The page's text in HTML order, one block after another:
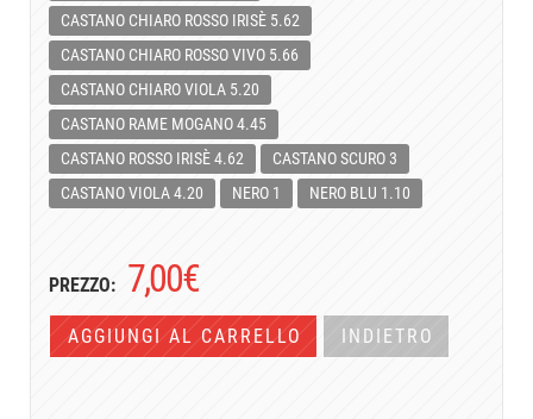
CASTANO CHIARO ROSSO IRISÈ 5.62
CASTANO CHIARO ROSSO VIVO 5.66
CASTANO CHIARO VIOLA 5.20
CASTANO RAME MOGANO 4.45
CASTANO ROSSO IRISÈ 4.62
CASTANO SCURO 3
CASTANO VIOLA 4.20
NERO 1 NERO BLU 1.10
PREZZO: 7,00€
AGGIUNGI AL CARRELLO INDIETRO